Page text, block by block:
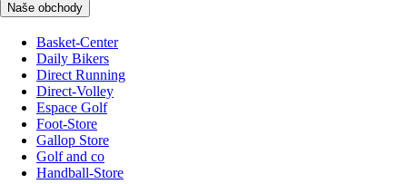
Naše obchody
Basket-Center
Daily Bikers
Direct Running
Direct-Volley
Espace Golf
Foot-Store
Gallop Store
Golf and co
Handball-Store